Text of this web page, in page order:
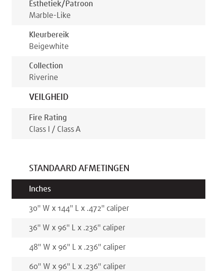
Esthetiek/patroon
Marble-Like
Kleurbereik
BeigeWhite
Collection
Riverine
VEILGHEID
Fire Rating
Class I / Class A
STANDAARD AFMETINGEN
Inches
30" W x 144" L x .472" caliper
36" W x 96" L x .236" caliper
48" W x 96" L x .236" caliper
60" W x 96" L x .236" caliper